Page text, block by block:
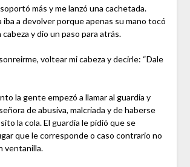
más y me lanzó una cachetada.
iba a devolver porque apenas su mano tocó
cabeza y dio un paso para atrás.
voltear mi cabeza y decirle: “Dale
la gente empezó a llamar al guardia y
de abusiva, malcriada y de haberse
la cola. El guardia le pidió que se
que le corresponde o caso contrario no
ventanilla.